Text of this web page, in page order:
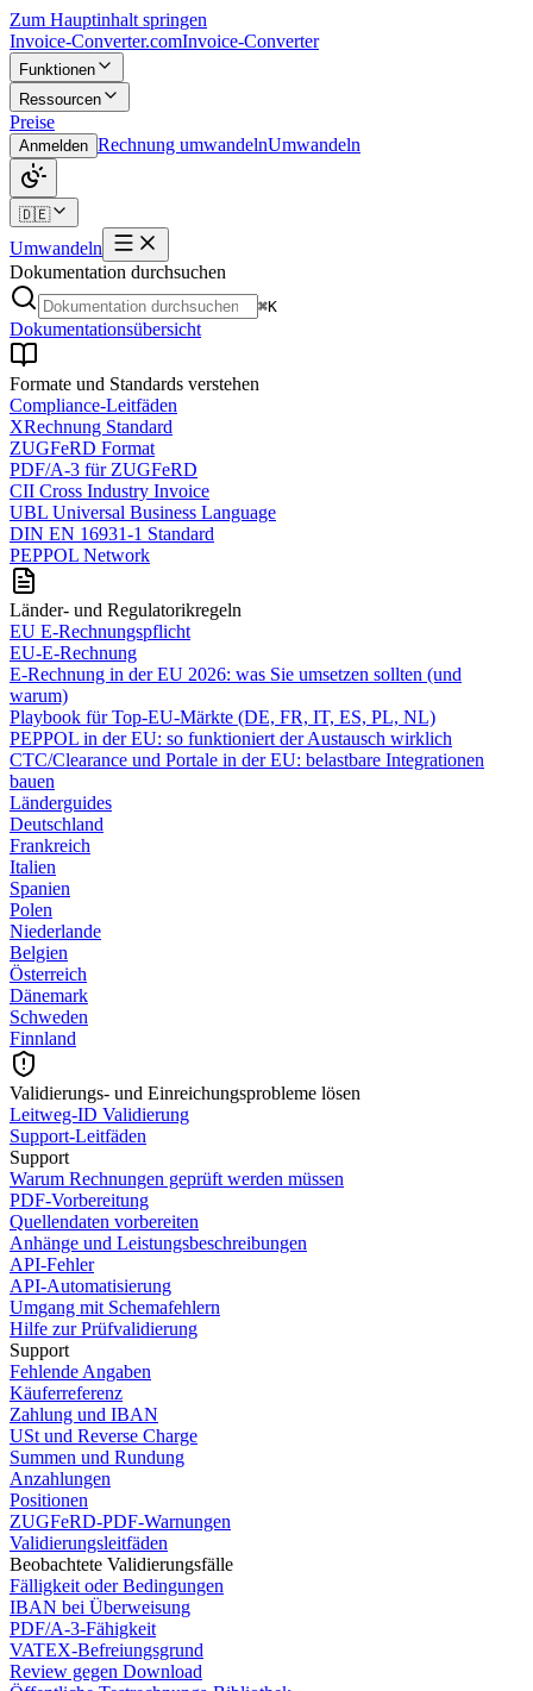
Zum Hauptinhalt springen
Invoice-Converter.comInvoice-Converter
Funktionen
Ressourcen
Preise
Anmelden Rechnung umwandelnUmwandeln
🇩🇪
Umwandeln
Dokumentation durchsuchen
⌘K
Dokumentationsübersicht
Formate und Standards verstehen
Compliance-Leitfäden
XRechnung Standard
ZUGFeRD Format
PDF/A-3 für ZUGFeRD
CII Cross Industry Invoice
UBL Universal Business Language
DIN EN 16931-1 Standard
PEPPOL Network
Länder- und Regulatorikregeln
EU E-Rechnungspflicht
EU-E-Rechnung
E‑Rechnung in der EU 2026: was Sie umsetzen sollten (und
warum)
Playbook für Top‑EU‑Märkte (DE, FR, IT, ES, PL, NL)
PEPPOL in der EU: so funktioniert der Austausch wirklich
CTC/Clearance und Portale in der EU: belastbare Integrationen
bauen
Länderguides
Deutschland
Frankreich
Italien
Spanien
Polen
Niederlande
Belgien
Österreich
Dänemark
Schweden
Finnland
Validierungs- und Einreichungsprobleme lösen
Leitweg-ID Validierung
Support-Leitfäden
Support
Warum Rechnungen geprüft werden müssen
PDF-Vorbereitung
Quellendaten vorbereiten
Anhänge und Leistungsbeschreibungen
API-Fehler
API-Automatisierung
Umgang mit Schemafehlern
Hilfe zur Prüfvalidierung
Support
Fehlende Angaben
Käuferreferenz
Zahlung und IBAN
USt und Reverse Charge
Summen und Rundung
Anzahlungen
Positionen
ZUGFeRD-PDF-Warnungen
Validierungsleitfäden
Beobachtete Validierungsfälle
Fälligkeit oder Bedingungen
IBAN bei Überweisung
PDF/A-3-Fähigkeit
VATEX-Befreiungsgrund
Review gegen Download